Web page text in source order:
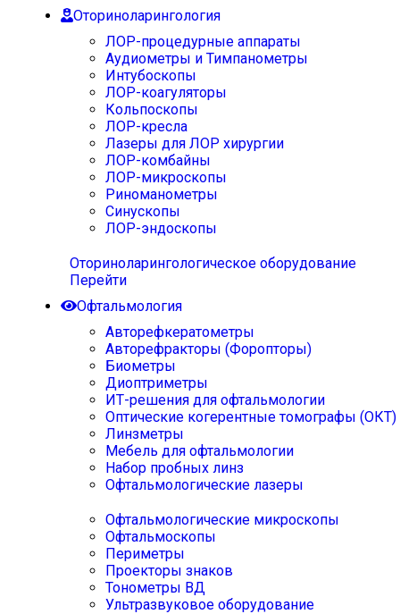
Оториноларингология
ЛОР-процедурные аппараты
Аудиометры и Тимпанометры
Интубоскопы
ЛОР-коагуляторы
Кольпоскопы
ЛОР-кресла
Лазеры для ЛОР хирургии
ЛОР-комбайны
ЛОР-микроскопы
Риноманометры
Синускопы
ЛОР-эндоскопы
Оториноларингологическое оборудование
Перейти
Офтальмология
Авторефкератометры
Авторефракторы (Форопторы)
Биометры
Диоптриметры
ИТ-решения для офтальмологии
Оптические когерентные томографы (ОКТ)
Линзметры
Мебель для офтальмологии
Набор пробных линз
Офтальмологические лазеры
Офтальмологические микроскопы
Офтальмоскопы
Периметры
Проекторы знаков
Тонометры ВД
Ультразвуковое оборудование